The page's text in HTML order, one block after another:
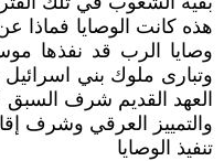
هذه كانت الوصايا فماذا
وصايا الرب قد نفذها
وتبارى ملوك بني
العهد القديم شرف السبق
والتمييز العرقي وشرف
تنفيذ الوصايا